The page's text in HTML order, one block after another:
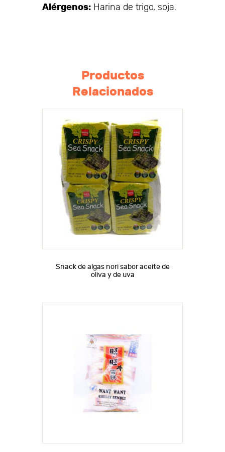
Alérgenos:Harina de trigo, soja.
Productos
Relacionados
Snack de algas nori sabor aceite de
oliva y de uva